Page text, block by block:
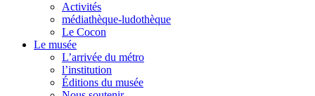
Activités
médiathèque-ludothèque
Le Cocon
Le musée
L’arrivée du métro
l’institution
Éditions du musée